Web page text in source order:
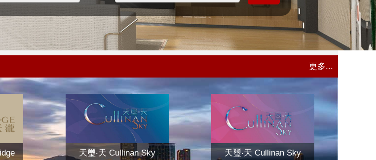
更多...
天璽‧天 Cullinan Sky 天璽‧天 Cullinan Sky